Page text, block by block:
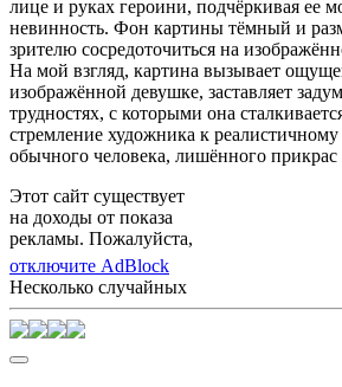
лице и руках героини, подчёркивая ее
невинность. Фон картины тёмный и
зрителю сосредоточиться на
На мой взгляд, картина вызывает
изображённой девушке, заставляет
трудностях, с которыми она
стремление художника к
обычного человека, лишённого прикрас
Этот сайт существует
на доходы от показа
рекламы. Пожалуйста,
отключите AdBlock
Несколько случайных